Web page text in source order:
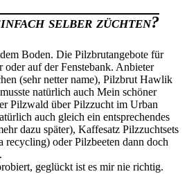
selber züchten?
Boden. Die Pilzbrutangebote für
auf der Fenstebank. Anbieter
(sehr netter name), Pilzbrut Hawlik
natürlich auch Mein schöner
Pilzwald über Pilzzucht im Urban
auch gleich ein entsprechendes
dazu später), Kaffesatz Pilzzuchtsets
recycling) oder Pilzbeeten dann doch
geglückt ist es mir nie richtig.